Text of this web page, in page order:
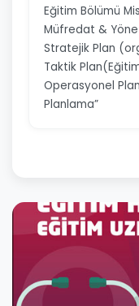
Eğitim Bölümü
Müfredat &
Stratejik Plan
Taktik
Operasyonel
Planlama”